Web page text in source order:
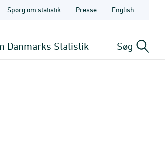
Spørg om statistik Presse English
Danmarks Statistik Søg